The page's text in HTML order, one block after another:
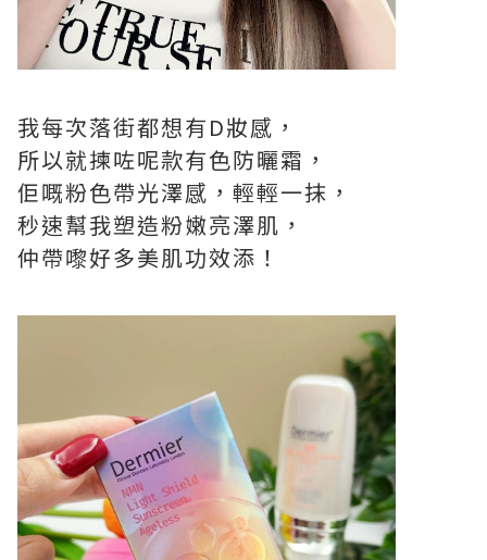
我每次落街都想有D妝感，
所以就揀咗呢款有色防曬霜，
佢嘅粉色帶光澤感，輕輕一抹，
秒速幫我塑造粉嫩亮澤肌，
仲帶嚟好多美肌功效添！